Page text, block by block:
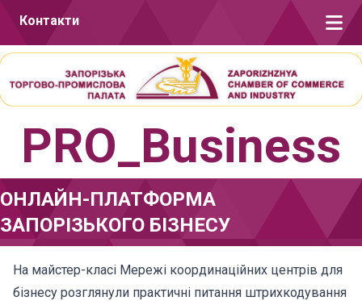
Контакти
PRO_Business
ОНЛАЙН-ПЛАТФОРМА
ЗАПОРІЗЬКОГО БІЗНЕСУ
На майстер-класі Мережі координаційних центрів для
бізнесу розглянули практичні питання штрихкодування